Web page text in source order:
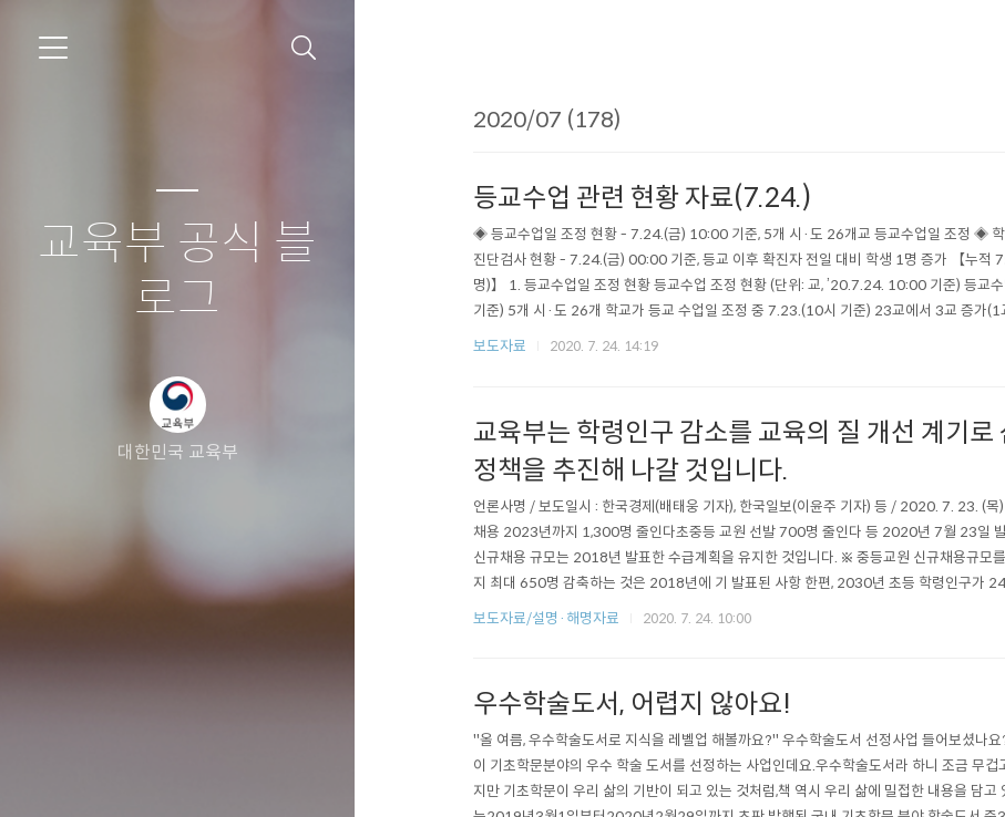
교육부 공식 블
로그
대한민국 교육부
2020/07 (178)
등교수업 관련 현황 자료(7.24.)
◈ 등교수업일 조정 현황 - 7.24.(금) 10:00 기준, 5개 시·도 26개교 등교수업일 조정 ◈ 학
진단검사 현황 - 7.24.(금) 00:00 기준, 등교 이후 확진자 전일 대비 학생 1명 증가 【누적
명)】 1. 등교수업일 조정 현황 등교수업 조정 현황 (단위: 교, ’20.7.24. 10:00 기준) 등교
기준) 5개 시·도 26개 학교가 등교 수업일 조정 중 7.23.(10시 기준) 23교에서 3교 증가(1
수업 조정) ※ 등교수업일 조정학교 : 서울 1교, 광주 1교, 경기 2교 2. 학생 미등교 사유 및 진
보도자료 2020. 7. 24. 14:19
교육부는 학령인구 감소를 교육의 질 개선 계기로
정책을 추진해 나갈 것입니다.
언론사명 / 보도일시 : 한국경제(배태웅 기자), 한국일보(이윤주 기자) 등 / 2020. 7. 23. (목
채용 2023년까지 1,300명 줄인다초중등 교원 선발 700명 줄인다 등 2020년 7월 23일 발표한 에 제시된 중등교원
신규채용 규모는 2018년 발표한 수급계획을 유지한 것입니다. ※ 중등교원 신규채용규
지 최대 650명 감축하는 것은 2018년에 기 발표된 사항 한편, 2030년 초등 학령인구가
로 추계되어 학령인구 감소폭이 25%에 달함에 따라, 불가피하게 초등 신규채용 규모를
보도자료/설명·해명자료 2020. 7. 24. 10:00
우수학술도서, 어렵지 않아요!
"올 여름, 우수학술도서로 지식을 레벨업 해볼까요?" 우수학술도서 선정사업 들어보셨나
이 기초학문분야의 우수 학술 도서를 선정하는 사업인데요.우수학술도서라 하니 조금 무
지만 기초학문이 우리 삶의 기반이 되고 있는 것처럼,책 역시 우리 삶에 밀접한 내용을 담고